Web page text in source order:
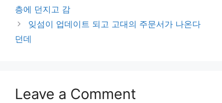
층에 던지고 감
잊섬이 업데이트 되고 고대의 주문서가 나온다
던데
Leave a Comment